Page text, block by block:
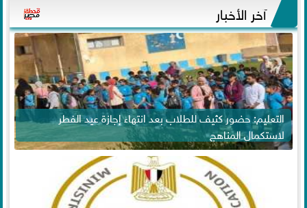
آخر الأخبار
التعليم: حضور كثيف للطلاب بعد انتهاء إجازة عيد الفطر
لاستكمال المناهج